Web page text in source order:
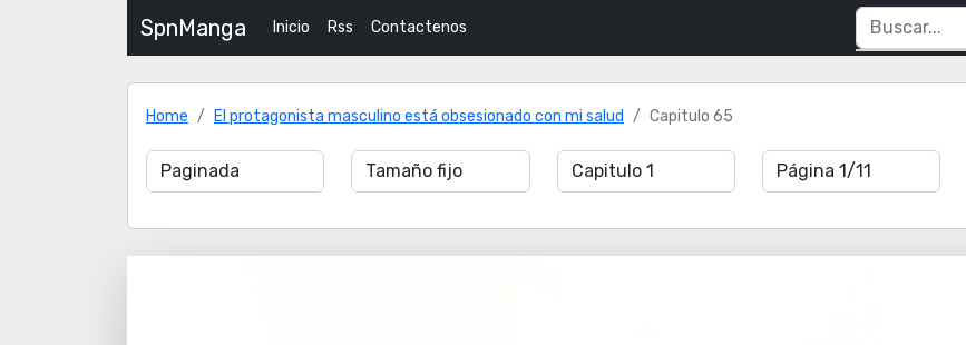
SpnManga Inicio Rss Contactenos
Home El protagonista masculino está obsesionado con mi salud Capitulo 65